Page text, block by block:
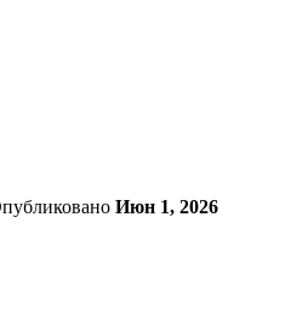
Июн 1, 2026